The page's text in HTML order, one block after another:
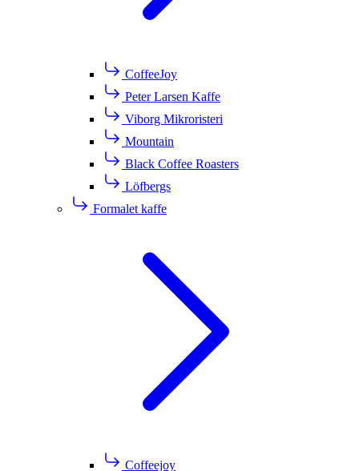
CoffeeJoy
Peter Larsen Kaffe
Viborg Mikroristeri
Mountain
Black Coffee Roasters
Löfbergs
Formalet kaffe
Coffeejoy